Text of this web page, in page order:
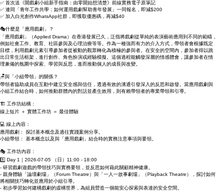
👍 今期優惠：
✅ 靈活參加，可單日參與，或享兩日報名優惠
✅ 首次送《開戲劇小組新手指南：由零開始想清楚》前線實務電子原筆記
✅ 加入白光創作WhatsApp社群，即獲取優惠碼，再減$40
🎭什麼是「應用戲劇」？
「應用戲劇」（Applied Drama）在香港發展已久，泛指將戲劇從單純的表演藝術應用到不同的範疇，
例如社會工作、教育、社區參與及心理治療等等。作為一種強而有力的介入方式，帶領者會根據既定
目標，利用戲劇元素引導參加者從被動的觀眾轉化為積極的參與者。在安全的空間內，參加者得以跳
理兼備的氛圍中探索、學習與反思，進而推動個人的成長與改變。
🪑與「小組帶領」的關係？
小組工作結合時，如何推動群體內的對話並產生效用，則有賴帶領者的專業帶領和引導。
線上短片 ＋ 實體工作坊 ＝ 最佳體驗
💻 線上內容：
小組帶領： 基本概念以及與「應用戲劇」結合時的實務注意事項與要領。
🎭 工作坊內容：
1️⃣ Day 1｜2026-07-05 （日）11:00 - 18:00
- 研習戲劇遊戲的帶領技巧與實務要領，並反思如何藉此關顧精神健康。
- 親身體驗「論壇劇場」（Forum Theatre）與「一人一故事劇場」（Playback Theatre），探討如何